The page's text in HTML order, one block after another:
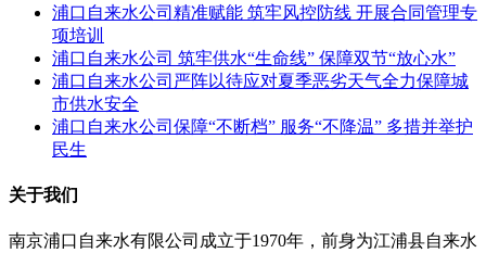
浦口自来水公司精准赋能 筑牢风控防线 开展合同管理专
项培训
浦口自来水公司 筑牢供水“生命线” 保障双节“放心水”
浦口自来水公司严阵以待应对夏季恶劣天气全力保障城
市供水安全
浦口自来水公司保障“不断档” 服务“不降温” 多措并举护
民生
关于我们
南京浦口自来水有限公司成立于1970年，前身为江浦县自来水